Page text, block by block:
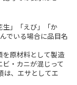
」「えび」「か
でいる場合に品目名
原材料として製造
・カニが混じって
は、エサとしてエ